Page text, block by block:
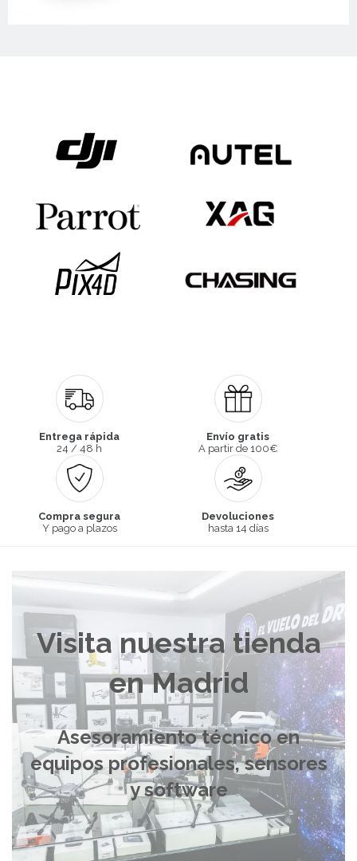
Entrega rápida
24 / 48 h
Envío gratis
A partir de 100€
Compra segura
Y pago a plazos
Devoluciones
hasta 14 días
Visita nuestra tienda
en Madrid
Asesoramiento técnico en
equipos profesionales, sensores
y software